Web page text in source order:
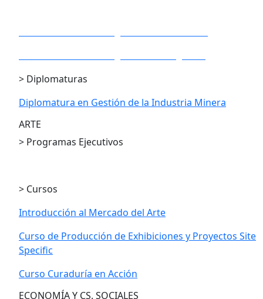
> Diplomaturas
Diplomatura en Gestión de la Industria Minera
ARTE
> Programas Ejecutivos
> Cursos
Introducción al Mercado del Arte
Curso de Producción de Exhibiciones y Proyectos Site
Specific
Curso Curaduría en Acción
ECONOMÍA Y CS. SOCIALES